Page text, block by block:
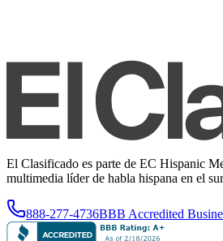
El Clasificado es parte de EC Hispanic
multimedia líder de habla hispana en el
888-277-4736BBB Accredited